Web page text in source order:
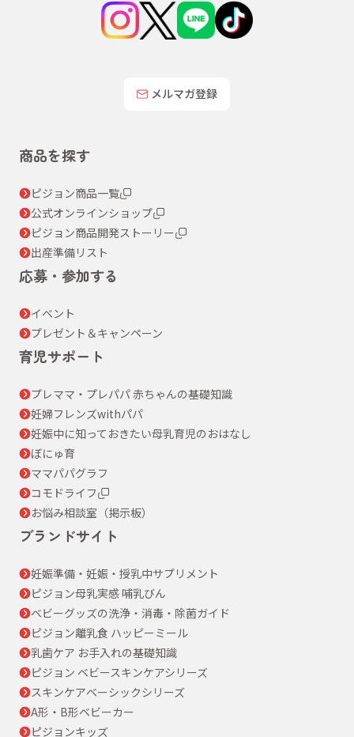
メルマガ登録
商品を探す
ピジョン商品一覧
公式オンラインショップ
ピジョン商品開発ストーリー
出産準備リスト
応募・参加する
イベント
プレゼント＆キャンペーン
育児サポート
プレママ・プレパパ 赤ちゃんの基礎知識
妊婦フレンズwithパパ
妊娠中に知っておきたい母乳育児のおはなし
ぼにゅ育
ママパパグラフ
コモドライフ
お悩み相談室（掲示板）
ブランドサイト
妊娠準備・妊娠・授乳中サプリメント
ピジョン母乳実感 哺乳びん
ベビーグッズの洗浄・消毒・除菌ガイド
ピジョン離乳食 ハッピーミール
乳歯ケア お手入れの基礎知識
ピジョン ベビースキンケアシリーズ
スキンケアベーシックシリーズ
A形・B形ベビーカー
ピジョンキッズ